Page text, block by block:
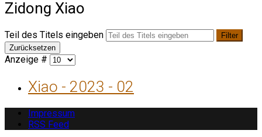
Zidong Xiao
Teil des Titels eingeben
Filter
Zurücksetzen
Anzeige #
Xiao - 2023 - 02
Impressum
RSS Feed